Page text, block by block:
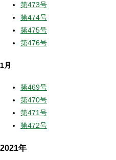
第473号
第474号
第475号
第476号
1月
第469号
第470号
第471号
第472号
2021年